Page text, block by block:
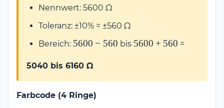
Nennwert: 5600 Ω
Toleranz: ±10% = ±560 Ω
Bereich: 5600
560
5600 − 560 bis 5600
5600 + 560 =
5040 bis 6160 Ω
Farbcode (4 Ringe)